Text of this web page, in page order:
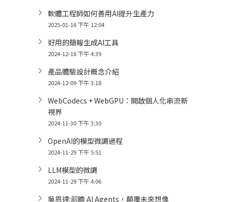
軟體工程師如何善用AI提升生產力
2025-01-16 下午 12:04
好用的簡報生成AI工具
2024-12-16 下午 4:39
產品體驗設計概念介紹
2024-12-09 下午 3:18
WebCodecs + WebGPU：開啟個人化串流新
視界
2024-11-30 下午 3:30
OpenAI的模型微調過程
2024-11-29 下午 5:51
LLM模型的微調
2024-11-29 下午 4:06
吳恩達:前瞻 AI Agents，顛覆未來想像